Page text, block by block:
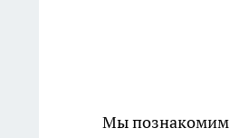
Мы познакомим